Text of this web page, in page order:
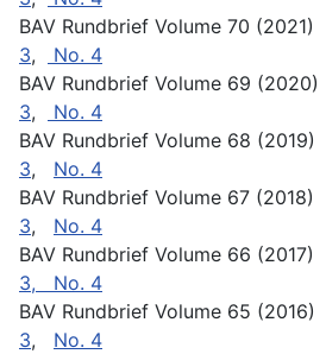
BAV Rundbrief Volume 70 (2021)
3,
No. 4
BAV Rundbrief Volume 69 (2020)
3,
No. 4
BAV Rundbrief Volume 68 (2019)
3, No. 4
BAV Rundbrief Volume 67 (2018)
3, No. 4
BAV Rundbrief Volume 66 (2017)
3, No. 4
BAV Rundbrief Volume 65 (2016)
3, No. 4